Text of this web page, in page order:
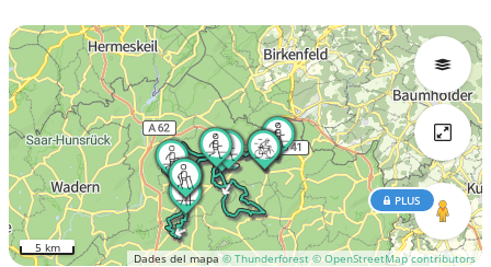
Dades del mapa© Thunderforest © OpenStreetMap contributors
PLUS
5 km